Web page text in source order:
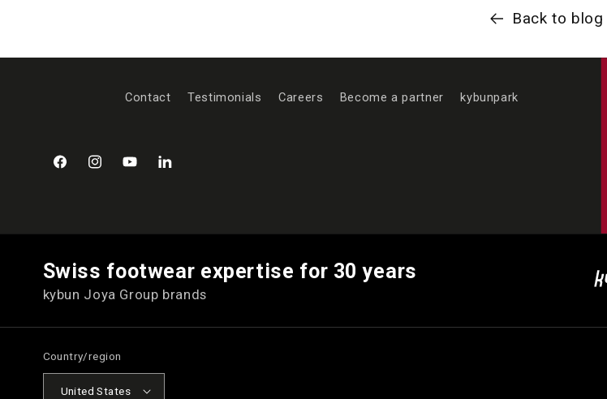
Back to blog
Contact Testimonials Careers Become a partner kybunpark
FacebookInstagramYouTubeLinkedIn
Swiss footwear expertise for 30 years
kybun Joya Group brands
Country/region
United States